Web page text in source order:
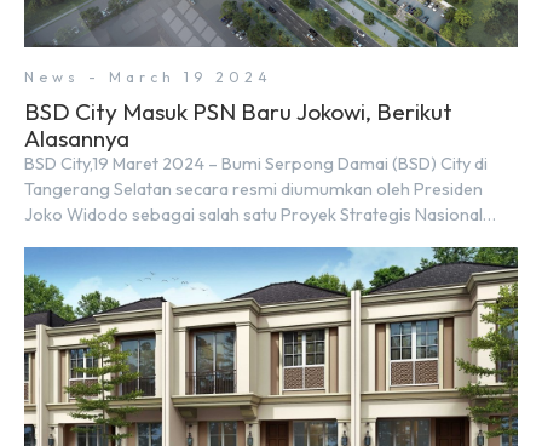
News - March 19 2024
BSD City Masuk PSN Baru Jokowi, Berikut
Alasannya
BSD City,19 Maret 2024 – Bumi Serpong Damai (BSD) City di
Tangerang Selatan secara resmi diumumkan oleh Presiden
Joko Widodo sebagai salah satu Proyek Strategis Nasional
Koordinator Bidang Perekonomian, Airlangga Hartarto, setelah
Rapat Terbatas (ratas) bersama Jokowi di Istana Kepresidenan
pada hari Senin, 18 Maret 2024. Selain […]